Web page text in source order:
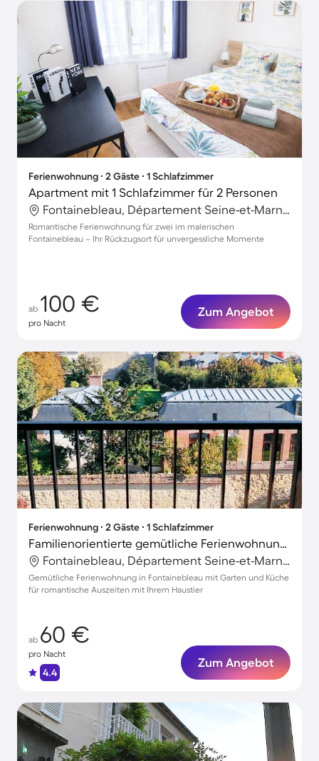
Ferienwohnung ∙ 2 Gäste ∙ 1 Schlafzimmer
Apartment mit 1 Schlafzimmer für 2 Personen
Fontainebleau, Département Seine-et-Marne, Frankreich
Romantische Ferienwohnung für zwei im malerischen
Fontainebleau – Ihr Rückzugsort für unvergessliche Momente
ab 100 €
pro Nacht
Zum Angebot
Ferienwohnung ∙ 2 Gäste ∙ 1 Schlafzimmer
Familienorientierte gemütliche Ferienwohnung mit Garten | Stadtblick | Perfekt für die Arbeit von Zuhause | Haustierfreundlich
Fontainebleau, Département Seine-et-Marne, Frankreich
Gemütliche Ferienwohnung in Fontainebleau mit Garten und Küche
für romantische Auszeiten mit Ihrem Haustier
ab 60 €
pro Nacht
4.4
Zum Angebot